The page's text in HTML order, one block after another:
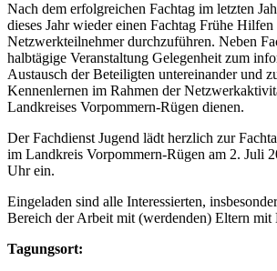
Nach dem erfolgreichen Fachtag im letzten
dieses Jahr wieder einen Fachtag Frühe
Netzwerkteilnehmer durchzuführen. Neben
halbtägige Veranstaltung Gelegenheit zum
Austausch der Beteiligten untereinander und
Kennenlernen im Rahmen der
Landkreises Vorpommern-Rügen dienen.
Der Fachdienst Jugend lädt herzlich zur
im Landkreis Vorpommern-Rügen am 2. Juli
Uhr ein.
Eingeladen sind alle Interessierten,
Bereich der Arbeit mit (werdenden) Eltern mit
Tagungsort: